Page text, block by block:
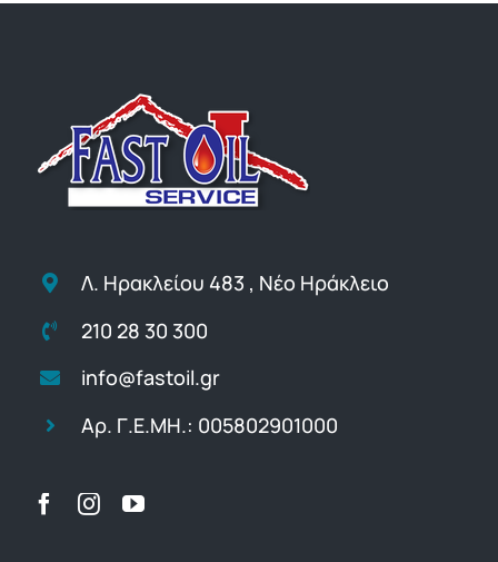
Λ. Ηρακλείου 483 , Νέο Ηράκλειο
210 28 30 300
info@fastoil.gr
Αρ. Γ.Ε.ΜΗ.: 005802901000